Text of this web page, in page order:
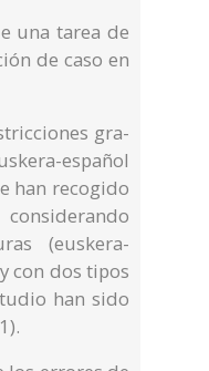
una tarea de
de caso en
gra-
español
han recogido
(euskera-
con dos tipos
han sido